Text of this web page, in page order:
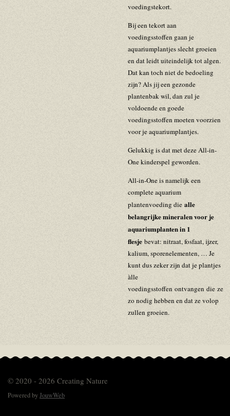
voedingstekort.
Bij een tekort aan
voedingsstoffen gaan je
aquariumplantjes slecht groeien
en dat leidt uiteindelijk tot algen.
Dat kan toch niet de bedoeling
zijn? Als jij een gezonde
plantenbak wil, dan zul je
voldoende en goede
voedingsstoffen moeten voorzien
voor je aquariumplantjes.
Gelukkig is dat met deze All-in-
One kinderspel geworden.
All-in-One is namelijk een
complete aquarium
plantenvoeding die alle
belangrijke mineralen voor je
aquariumplanten in 1
flesje bevat: nitraat, fosfaat, ijzer,
kalium, sporenelementen, … Je
kunt dus zeker zijn dat je plantjes
àlle
voedingsstoffen ontvangen die ze
zo nodig hebben en dat ze volop
zullen groeien.
© 2020 - 2026 Creating Nature
Powered byJouwWeb